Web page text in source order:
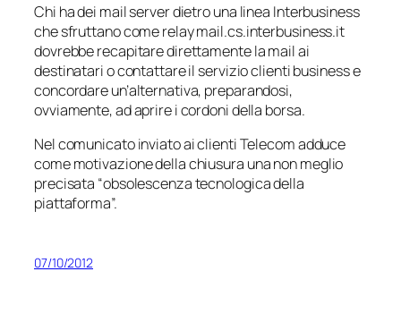
Chi ha dei mail server dietro una linea Interbusiness
che sfruttano come relay mail.cs.interbusiness.it
dovrebbe recapitare direttamente la mail ai
destinatari o contattare il servizio clienti business e
concordare un’alternativa, preparandosi,
ovviamente, ad aprire i cordoni della borsa.
Nel comunicato inviato ai clienti Telecom adduce
come motivazione della chiusura una non meglio
precisata “obsolescenza tecnologica della
piattaforma”.
07/10/2012